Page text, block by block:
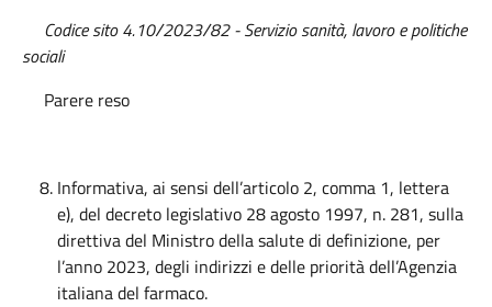
Codice sito 4.10/2023/82 - Servizio sanità, lavoro e politiche
sociali
Parere reso
Informativa, ai sensi dell’articolo 2, comma 1, lettera
e), del decreto legislativo 28 agosto 1997, n. 281, sulla
direttiva del Ministro della salute di definizione, per
l’anno 2023, degli indirizzi e delle priorità dell’Agenzia
italiana del farmaco.